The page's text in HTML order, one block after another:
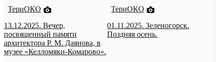
ТериОКО
13.12.2025. Вечер,
посвященный памяти
архитектора Р. М. Даянова, в
музее «Келломяки-Комарово».
ТериОКО
01.11.2025. Зеленогорск.
Поздняя осень.